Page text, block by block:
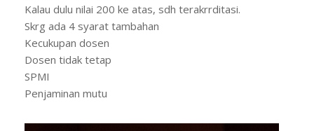
Kalau dulu nilai 200 ke atas, sdh terakrrditasi.
Skrg ada 4 syarat tambahan
Kecukupan dosen
Dosen tidak tetap
SPMI
Penjaminan mutu
Kalau tdk terpenuhi salah satunya, mk tdk